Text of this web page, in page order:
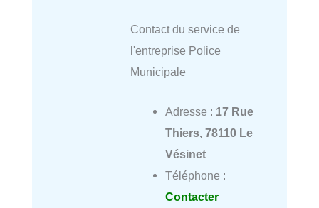
Contact du service de
l'entreprise Police
Municipale
Adresse : 17 Rue
Thiers, 78110 Le
Vésinet
Téléphone :
Contacter